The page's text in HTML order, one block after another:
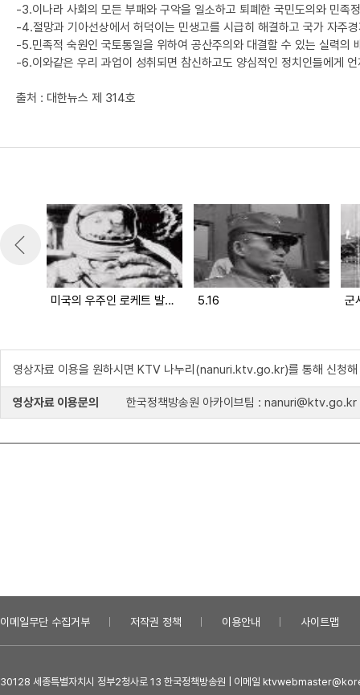
-3.이나라 사회의 모든 부패와 구악을 일소하고 퇴폐한 국민도의와 민족
-4.절망과 기아선상에서 허덕이는 민생고를 시급히 해결하고 국가 자주
-5.민족적 숙원인 국토통일을 위하여 공산주의와 대결할 수 있는 실력의
-6.이와같은 우리 과업이 성취되면 참신하고도 양심적인 정치인들에게
출처 : 대한뉴스 제 314호
미국의 우주인 로케트 발사 성공 5.16 군
영상자료 이용을 원하시면 KTV 나누리(nanuri.ktv.go.kr)를 통해 신청해
영상자료 이용문의 한국정책방송원 아카이브팀 : nanuri@ktv.go.kr
이메일무단 수집거부 저작권 정책 이용안내 사이트맵
30128 세종특별자치시 정부2청사로 13 한국정책방송원 | 이메일